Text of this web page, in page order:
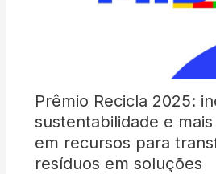
Prêmio Recicla 2025:
sustentabilidade e
em recursos para
resíduos em soluções